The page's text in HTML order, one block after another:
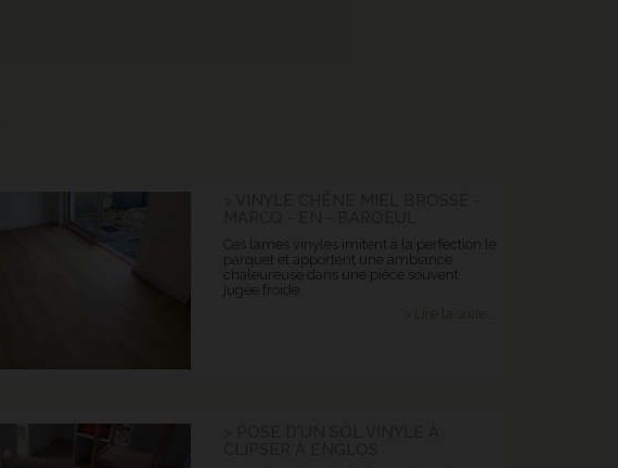
Ces lames vinyles imitent à la perfection le
parquet et apportent une ambiance
chaleureuse dans une pièce souvent
jugée froide.
> Lire la suite...